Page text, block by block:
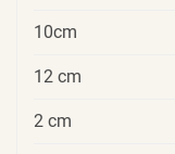
10cm
12 cm
2 cm